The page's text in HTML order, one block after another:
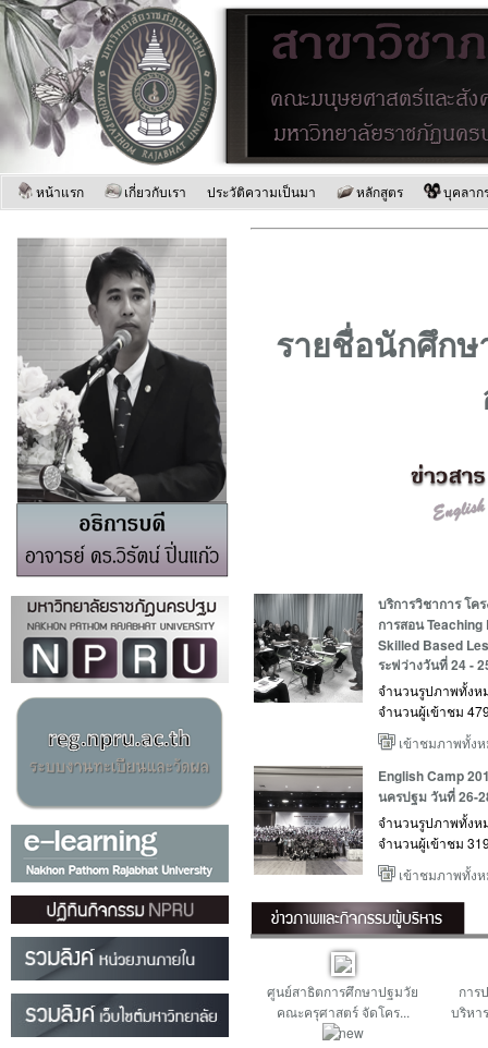
หน้าแรก เกี่ยวกับเรา ประวัติความเป็นมา หลักสูตร บุคลาก
รายชื่อนักศึกษ
บริการวิชาการ โค
การสอน
Skilled Based
ระฟว่างวันที่ 24 -
จำนวนรูปภาพทั้งห
จำนวนผู้เข้าชม
เข้าชมภาพทั้ง
English Camp
นครปฐม วันที่ 26-
จำนวนรูปภาพทั้งห
จำนวนผู้เข้าชม
เข้าชมภาพทั้ง
ศูนย์สาธิตการศึกษาปฐมวัย
คณะครุศาสตร์ จัดโคร...
การ
บริหา